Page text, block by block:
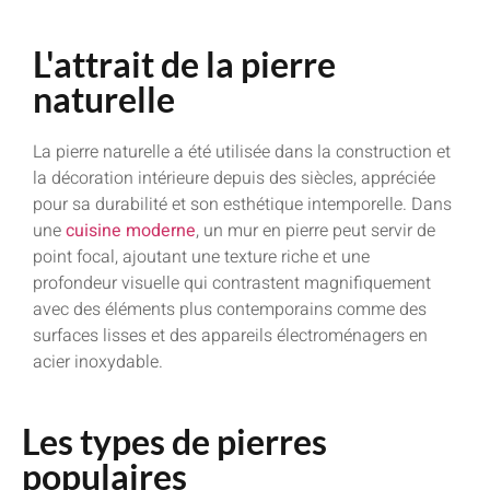
L'attrait de la pierre
naturelle
La pierre naturelle a été utilisée dans la construction et
la décoration intérieure depuis des siècles, appréciée
pour sa durabilité et son esthétique intemporelle. Dans
unecuisine moderne, un mur en pierre peut servir de
point focal, ajoutant une texture riche et une
profondeur visuelle qui contrastent magnifiquement
avec des éléments plus contemporains comme des
surfaces lisses et des appareils électroménagers en
acier inoxydable.
Les types de pierres
populaires